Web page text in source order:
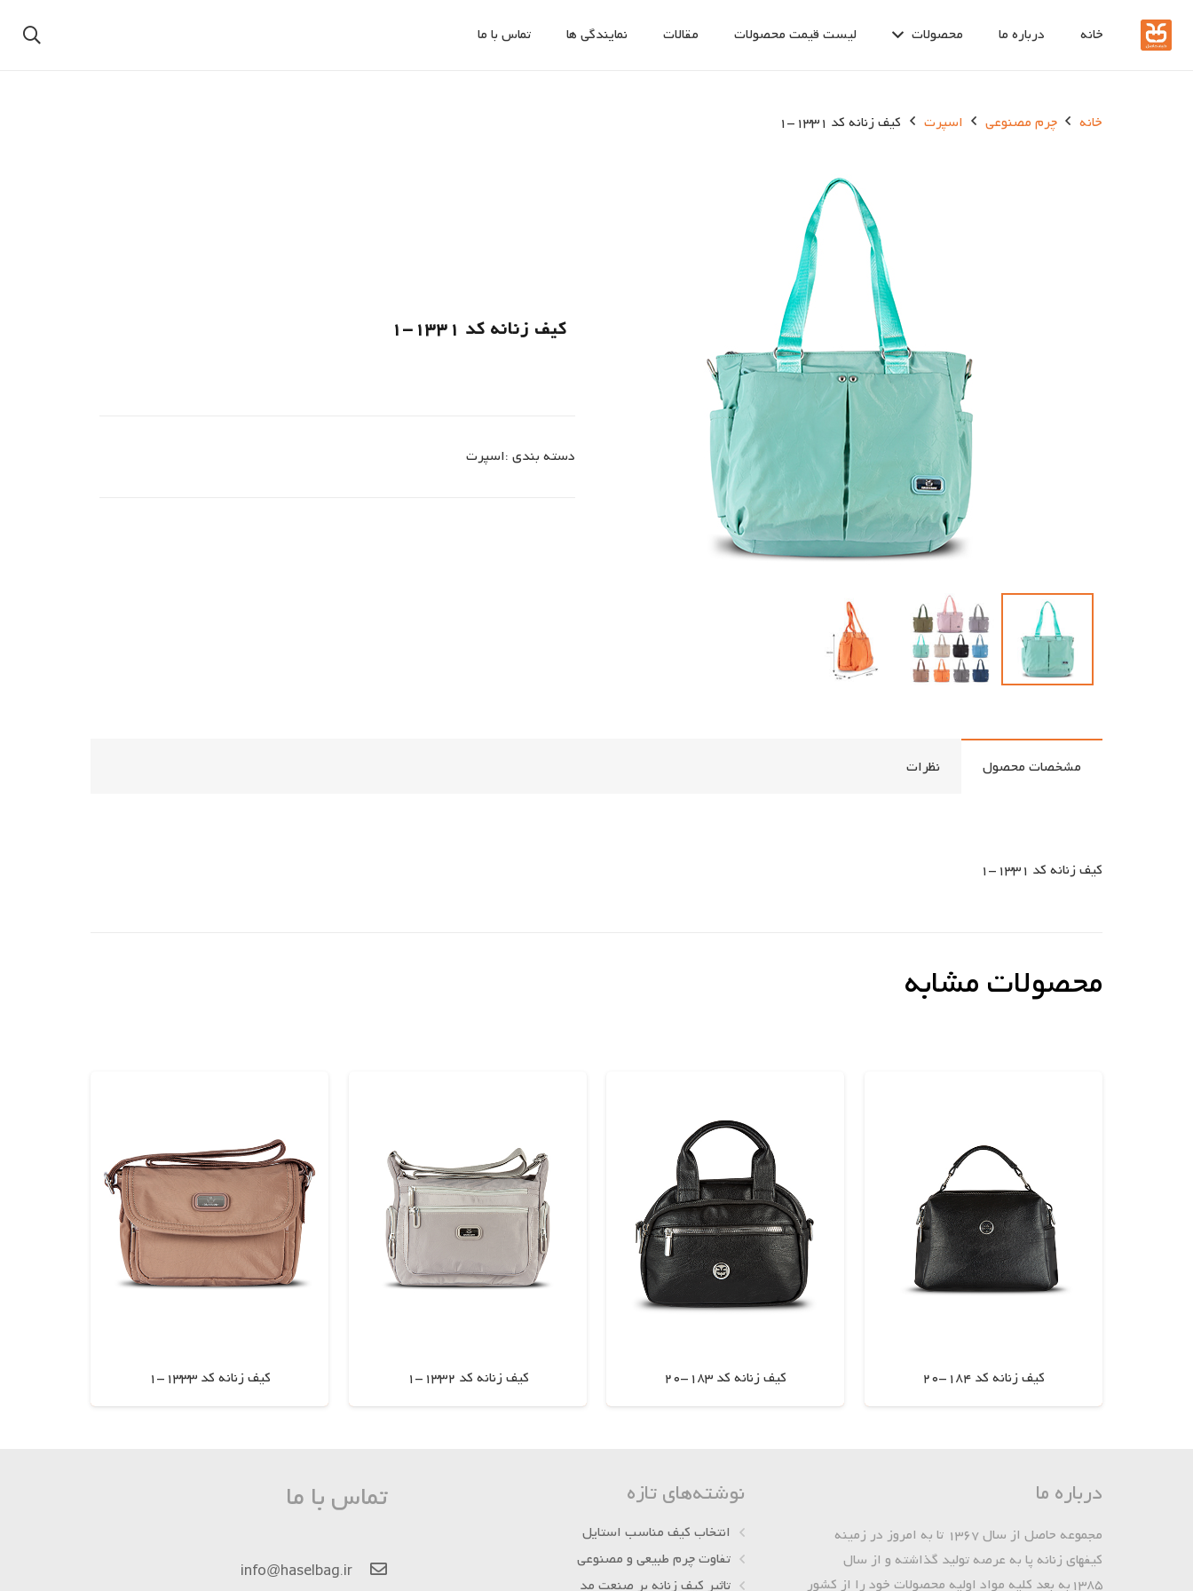
خانه درباره ما محصولات لیست قیمت محصولات مقالات نمایندگی ها تماس با ما
خانه چرم مصنوعی اسپرت کیف زنانه کد 1331-1
کیف زنانه کد 1331-1
دسته بندی :اسپرت
مشخصات محصول نظرات
کیف زنانه کد 1331-1
محصولات مشابه
کیف زنانه کد 184-20 کیف زنانه کد 183-20 کیف زنانه کد 1332-1 کیف زنانه کد 1333-1
درباره ما
مجموعه حاصل از سال 1367 تا به امروز در زمینه
کیفهای زنانه پا به عرصه تولید گذاشته و از سال
1385به بعد کلیه مواد اولیه محصولات خود را از کشور
نوشته‌های تازه
انتخاب کیف مناسب استایل
تفاوت چرم طبیعی و مصنوعی
تاثیر کیف زنانه بر صنعت مد
تماس با ما
info@haselbag.ir